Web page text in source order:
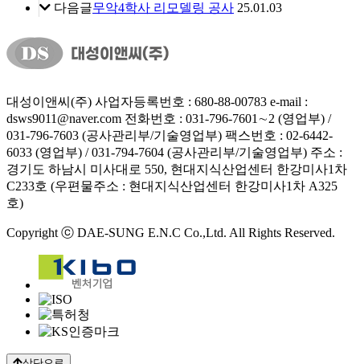
다음글무악4학사 리모델링 공사 25.01.03
대성이앤씨(주) 사업자등록번호 : 680-88-00783 e-mail :
dsws9011@naver.com 전화번호 : 031-796-7601∼2 (영업부) /
031-796-7603 (공사관리부/기술영업부) 팩스번호 : 02-6442-
6033 (영업부) / 031-794-7604 (공사관리부/기술영업부) 주소 :
경기도 하남시 미사대로 550, 현대지식산업센터 한강미사1차
C233호 (우편물주소 : 현대지식산업센터 한강미사1차 A325
호)
Copyright ⓒ DAE-SUNG E.N.C Co.,Ltd. All Rights Reserved.